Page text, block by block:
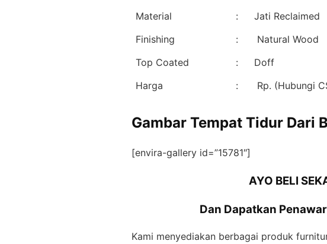
Material
:
Jati Reclaimed
Finishing
:
Natural Wood
Top Coated
:
Doff
Harga
: Rp. (Hubungi
Gambar Tempat Tidur Dari
[envira-gallery id=”15781″]
AYO BELI
Dan Dapatkan
Kami menyediakan berbagai produk